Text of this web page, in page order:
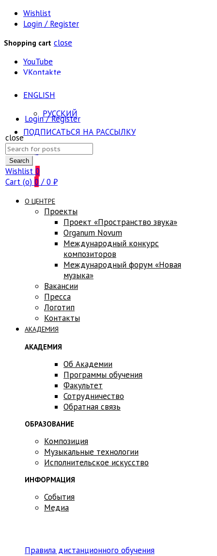
Wishlist
Login / Register
Shopping cart close
YouTube
VKontakte
ENGLISH
РУССКИЙ
ПОДПИСАТЬСЯ НА РАССЫЛКУ
FAQ
Login / Register
close
Search
for:
Search
Wishlist 0
Cart (o) 0 / 0 ₽
О ЦЕНТРЕ
Проекты
Проект «Пространство звука»
Оrganum Novum
Международный конкурс
композиторов
Международный форум «Новая
музыка»
Вакансии
Пресса
Логотип
Контакты
АКАДЕМИЯ
АКАДЕМИЯ
Об Академии
Программы обучения
Факультет
Сотрудничество
Обратная связь
ОБРАЗОВАНИЕ
Композиция
Музыкальные технологии
Исполнительское искусство
ИНФОРМАЦИЯ
События
Медиа
Правила дистанционного обучения